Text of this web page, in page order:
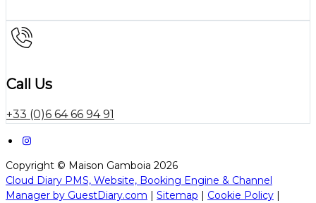
Call Us
+33 (0)6 64 66 94 91
Copyright © Maison Gamboia 2026
Cloud Diary PMS, Website, Booking Engine & Channel
Manager by GuestDiary.com | Sitemap | Cookie Policy |